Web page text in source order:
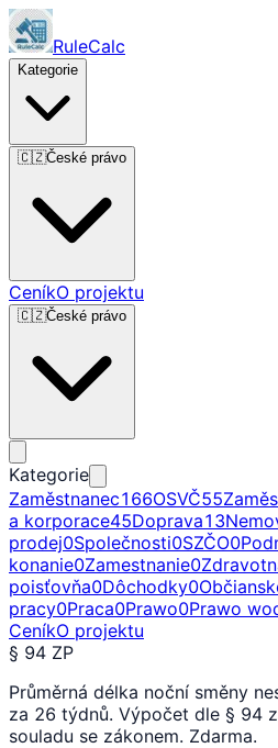
RuleCalc
Kategorie
🇨🇿České právo
CeníkO projektu
🇨🇿České právo
Kategorie
Zaměstnanec166OSVČ55
a korporace45Doprava13
prodej0Společnosti0SZČO0
konanie0Zamestnanie0
poisťovňa0Dôchodky0
pracy0Praca0Prawo0Prawo
CeníkO projektu
§ 94 ZP
Průměrná délka noční směny
za 26 týdnů. Výpočet dle § 94
souladu se zákonem. Zdarma.